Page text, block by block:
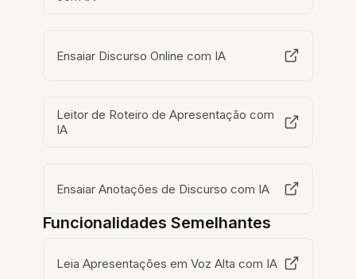
Ensaiar Discurso Online com IA
Leitor de Roteiro de Apresentação com
IA
Ensaiar Anotações de Discurso com IA
Funcionalidades Semelhantes
Leia Apresentações em Voz Alta com IA